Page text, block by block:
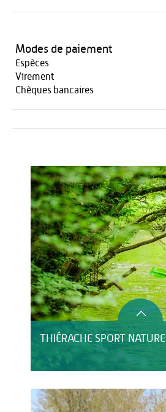
Modes de paiement
Espèces
Virement
Chèques bancaires
THIÉRACHE SPORT NATURE